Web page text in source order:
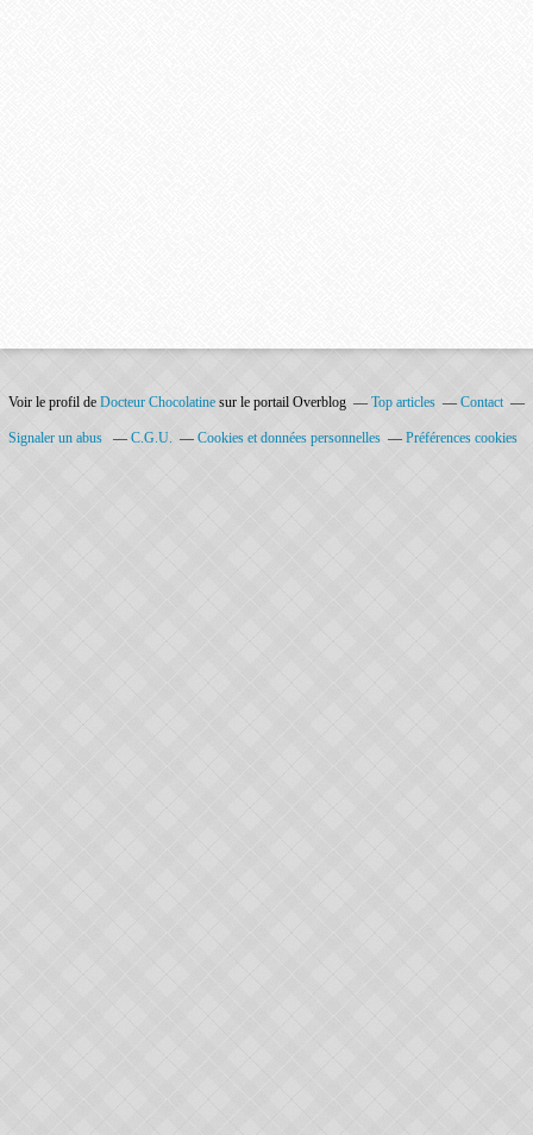
Voir le profil de Docteur Chocolatine sur le portail Overblog Top articles Contact
Signaler un abus C.G.U. Cookies et données personnelles Préférences cookies